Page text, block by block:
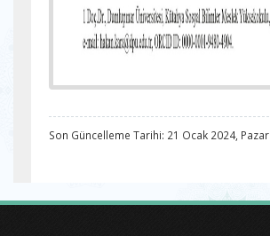
Son Güncelleme Tarihi: 21 Ocak 2024, Pazar